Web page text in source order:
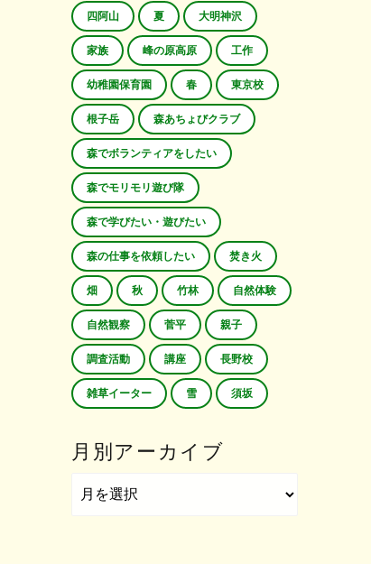
四阿山 夏 大明神沢
家族 峰の原高原 工作
幼稚園保育園 春 東京校
根子岳 森あちょびクラブ
森でボランティアをしたい
森でモリモリ遊び隊
森で学びたい・遊びたい
森の仕事を依頼したい 焚き火
畑 秋 竹林 自然体験
自然観察 菅平 親子
調査活動 講座 長野校
雑草イーター 雪 須坂
月別アーカイブ